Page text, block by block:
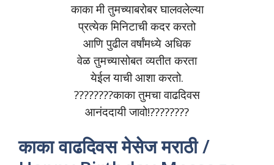
काका मी तुमच्याबरोबर घालवलेल्या
प्रत्येक मिनिटाची कदर करतो
आणि पुढील वर्षांमध्ये अधिक
वेळ तुमच्यासोबत व्यतीत करता
येईल याची आशा करतो.
????????काका तुमचा वाढदिवस
आनंददायी जावो!????????
काका वाढदिवस मेसेज मराठी /